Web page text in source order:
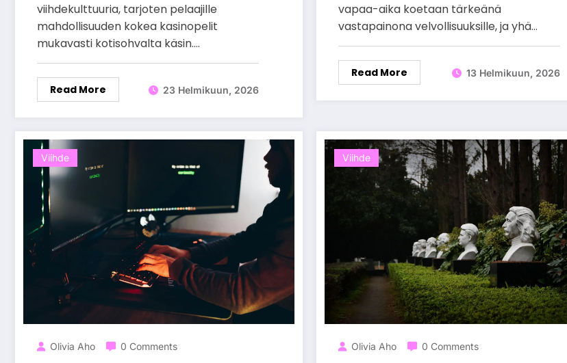
viihdekulttuuria, tarjoten pelaajille
mahdollisuuden kokea kasinopelit
mukavasti kotisohvalta käsin.…
Read More 23 Helmikuun, 2026
vapaa-aika koetaan tärkeänä
vastapainona velvollisuuksille, ja yhä…
Read More 13 Helmikuun, 2026
Viihde
Olivia Aho 0 Comments
Viihde
Olivia Aho 0 Comments